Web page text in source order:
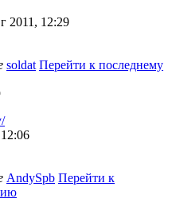
2011, 12:29
soldat Перейти к последнему
AndySpb Перейти к